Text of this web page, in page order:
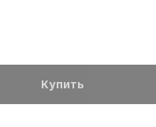
Купить